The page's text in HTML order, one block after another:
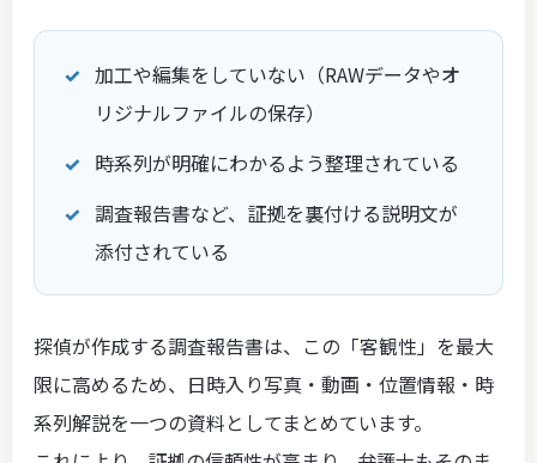
加工や編集をしていない（RAWデータやオ
リジナルファイルの保存）
時系列が明確にわかるよう整理されている
調査報告書など、証拠を裏付ける説明文が
添付されている
探偵が作成する調査報告書は、この「客観性」を最大
限に高めるため、日時入り写真・動画・位置情報・時
系列解説を一つの資料としてまとめています。